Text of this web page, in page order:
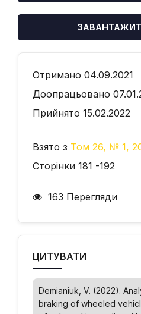
Отримано 04.09.2021
Доопрацьовано
Прийнято 15.02.2022
Взято з Том 26, № 1,
Сторінки 181 -192
163 Перегляди
ЦИТУВАТИ
Demianiuk, V. (2022).
braking of wheeled